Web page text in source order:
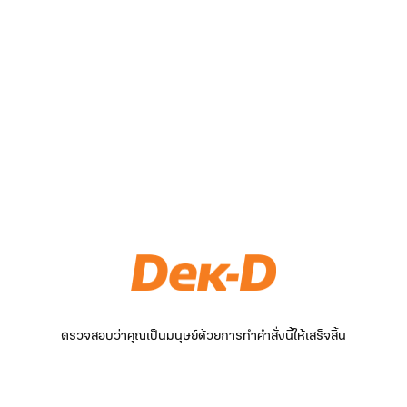
ตรวจสอบว่าคุณเป็นมนุษย์ด้วยการทำคำสั่งนี้ให้เสร็จสิ้น